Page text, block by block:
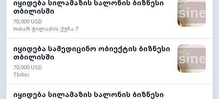
იყიდება სილამაზის სალონის ბიზნესი
თბილისში
70,000 USD
ოთარ ჭილაძის ქუჩა 7
იყიდება სამედიცინო ობიექტის ბიზნესი
თბილისში
70,000 USD
Tbilisi
იყიდება სილამაზის სალონის ბიზნესი